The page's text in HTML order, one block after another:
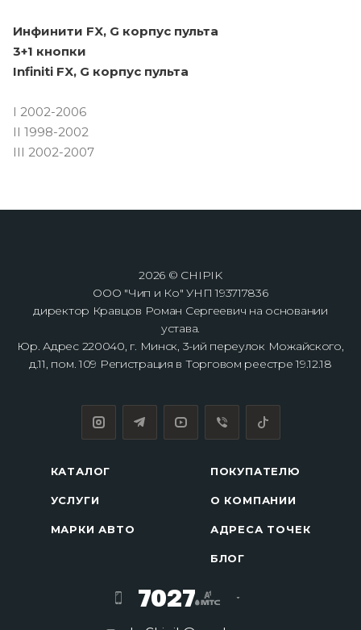
Инфинити FX, G корпус пульта
3+1 кнопки
Infiniti FX, G корпус пульта
I 2002-2006
II 1998-2002
III 2002-2007
2026 © CHIPIK
ООО "Чип и Ко" УНП 193717836
директор Кравцов Роман Сергеевич на основании
устава.
Юр. Адрес 220040, г. Минск, 3-ий переулок Можайского,
д.11, пом. 109 Регистрация в Торговом реестре 19.12.18
КАТАЛОГ
УСЛУГИ
МАРКИ АВТО
ПОКУПАТЕЛЮ
О КОМПАНИИ
АДРЕСА ТОЧЕК
БЛОГ
7027